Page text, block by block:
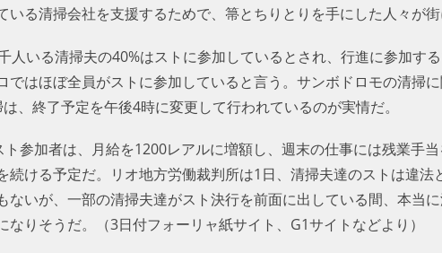
いる清掃会社を支援するためで、箒とちりとりを手にした人々が街
人いる清掃夫の40%はストに参加しているとされ、行進に参加す
ではほぼ全員がストに参加していると言う。サンボドロモの清掃
、終了予定を午後4時に変更して行われているのが実情だ。
参加者は、月給を1200レアルに増額し、週末の仕事には残業手
続ける予定だ。リオ地方労働裁判所は1日、清掃夫達のストは違法
ないが、一部の清掃夫達がスト決行を前面に出している間、本当
りそうだ。（3日付フォーリャ紙サイト、G1サイトなどより）